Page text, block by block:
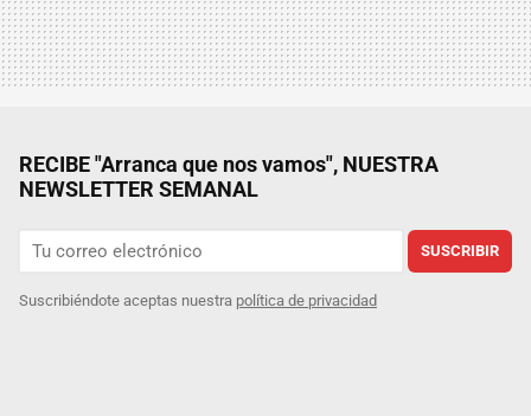
RECIBE "Arranca que nos vamos", NUESTRA
NEWSLETTER SEMANAL
SUSCRIBIR
Suscribiéndote aceptas nuestra política de privacidad